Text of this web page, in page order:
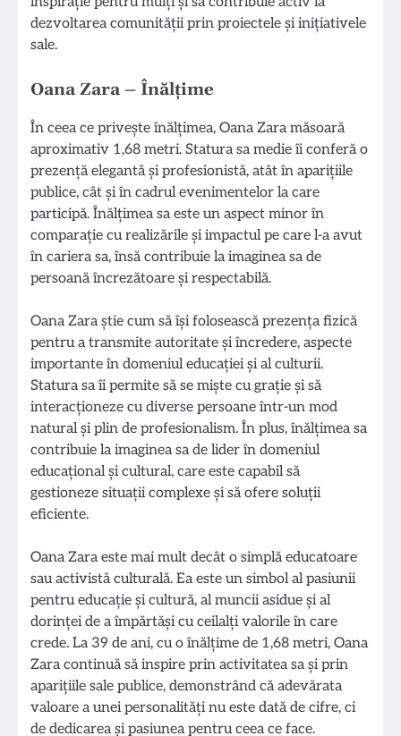
dezvoltarea comunității prin proiectele și inițiativele
sale.
Oana Zara – Înălțime
În ceea ce privește înălțimea, Oana Zara măsoară
aproximativ 1,68 metri. Statura sa medie îi conferă o
prezență elegantă și profesionistă, atât în aparițiile
publice, cât și în cadrul evenimentelor la care
participă. Înălțimea sa este un aspect minor în
comparație cu realizările și impactul pe care l-a avut
în cariera sa, însă contribuie la imaginea sa de
persoană încrezătoare și respectabilă.
Oana Zara știe cum să își folosească prezența fizică
pentru a transmite autoritate și încredere, aspecte
importante în domeniul educației și al culturii.
Statura sa îi permite să se miște cu grație și să
interacționeze cu diverse persoane într-un mod
natural și plin de profesionalism. În plus, înălțimea sa
contribuie la imaginea sa de lider în domeniul
educațional și cultural, care este capabil să
gestioneze situații complexe și să ofere soluții
eficiente.
Oana Zara este mai mult decât o simplă educatoare
sau activistă culturală. Ea este un simbol al pasiunii
pentru educație și cultură, al muncii asidue și al
dorinței de a împărtăși cu ceilalți valorile în care
crede. La 39 de ani, cu o înălțime de 1,68 metri, Oana
Zara continuă să inspire prin activitatea sa și prin
aparițiile sale publice, demonstrând că adevărata
valoare a unei personalități nu este dată de cifre, ci
de dedicarea și pasiunea pentru ceea ce face.